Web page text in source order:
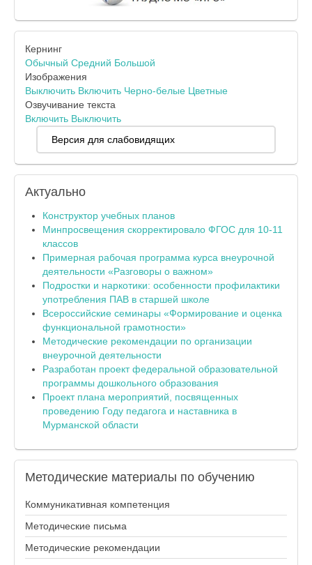
Кернинг
Обычный Средний Большой
Изображения
Выключить Включить Черно-белые Цветные
Озвучивание текста
Включить Выключить
Версия для слабовидящих
Актуально
Конструктор учебных планов
Минпросвещения скорректировало ФГОС для 10-11
классов
Примерная рабочая программа курса внеурочной
деятельности «Разговоры о важном»
Подростки и наркотики: особенности профилактики
употребления ПАВ в старшей школе
Всероссийские семинары «Формирование и оценка
функциональной грамотности»
Методические рекомендации по организации
внеурочной деятельности
Разработан проект федеральной образовательной
программы дошкольного образования
Проект плана мероприятий, посвященных
проведению Году педагога и наставника в
Мурманской области
Методические материалы по обучению
Коммуникативная компетенция
Методические письма
Методические рекомендации